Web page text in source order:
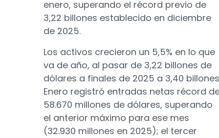
enero, superando el récord previo de
3,22 billones establecido en diciembre
de 2025.
Los activos crecieron un 5,5% en lo que
va de año, al pasar de 3,22 billones de
dólares a finales de 2025 a 3,40
Enero registró entradas netas récord
58.670 millones de dólares, superando
el anterior máximo para ese mes
(32.930 millones en 2025); el tercer